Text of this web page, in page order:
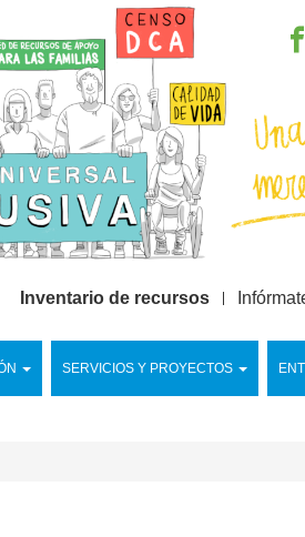
SERVICIOS Y PROYECTOS
Inventario de recursos